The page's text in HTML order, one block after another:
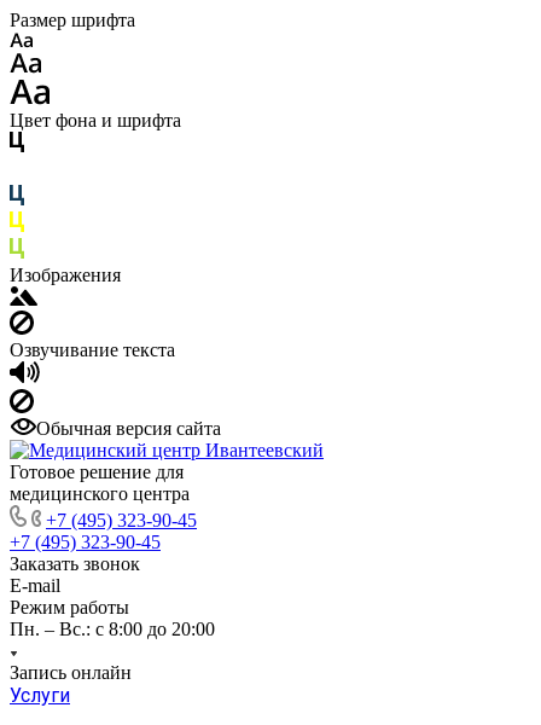
Размер шрифта
Цвет фона и шрифта
Изображения
Озвучивание текста
Обычная версия сайта
Готовое решение для
медицинского центра
+7 (495) 323-90-45
+7 (495) 323-90-45
Заказать звонок
E-mail
Режим работы
Пн. – Вс.: с 8:00 до 20:00
Запись онлайн
Услуги